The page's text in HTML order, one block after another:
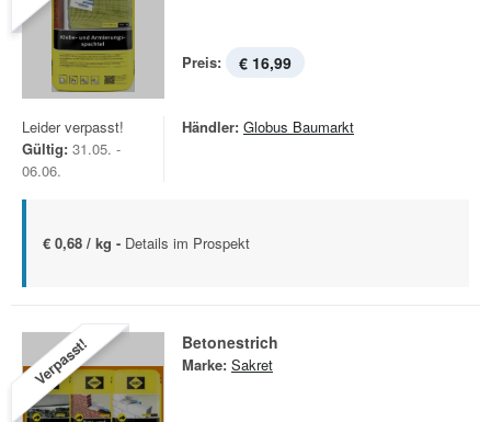
Preis: € 16,99
Leider verpasst!
Gültig: 31.05. -
06.06.
Händler: Globus Baumarkt
€ 0,68 / kg - Details im Prospekt
Verpasst! Betonestrich
Marke: Sakret